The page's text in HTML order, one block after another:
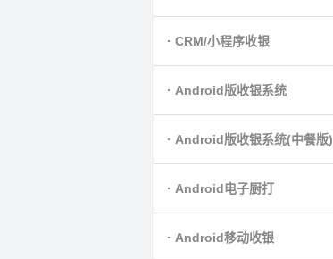
· CRM/小程序收银
· Android版收银系统
· Android版收银系统(中餐版)
· Android电子厨打
· Android移动收银